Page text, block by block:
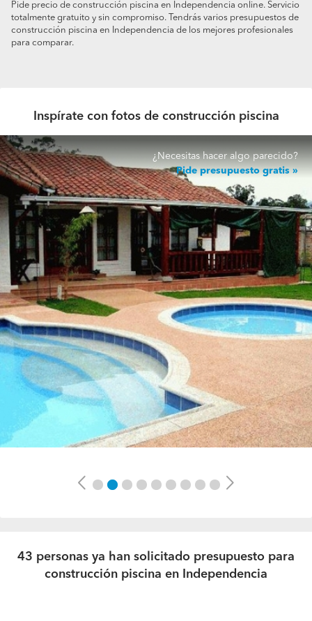
Pide precio de construcción piscina en Independencia online. Servicio
totalmente gratuito y sin compromiso. Tendrás varios presupuestos de
construcción piscina en Independencia de los mejores profesionales
para comparar.
Inspírate con fotos de construcción piscina
¿Necesitas hacer algo parecido?
Pide presupuesto gratis
Previous Next
43 personas ya han solicitado presupuesto para
construcción piscina en Independencia